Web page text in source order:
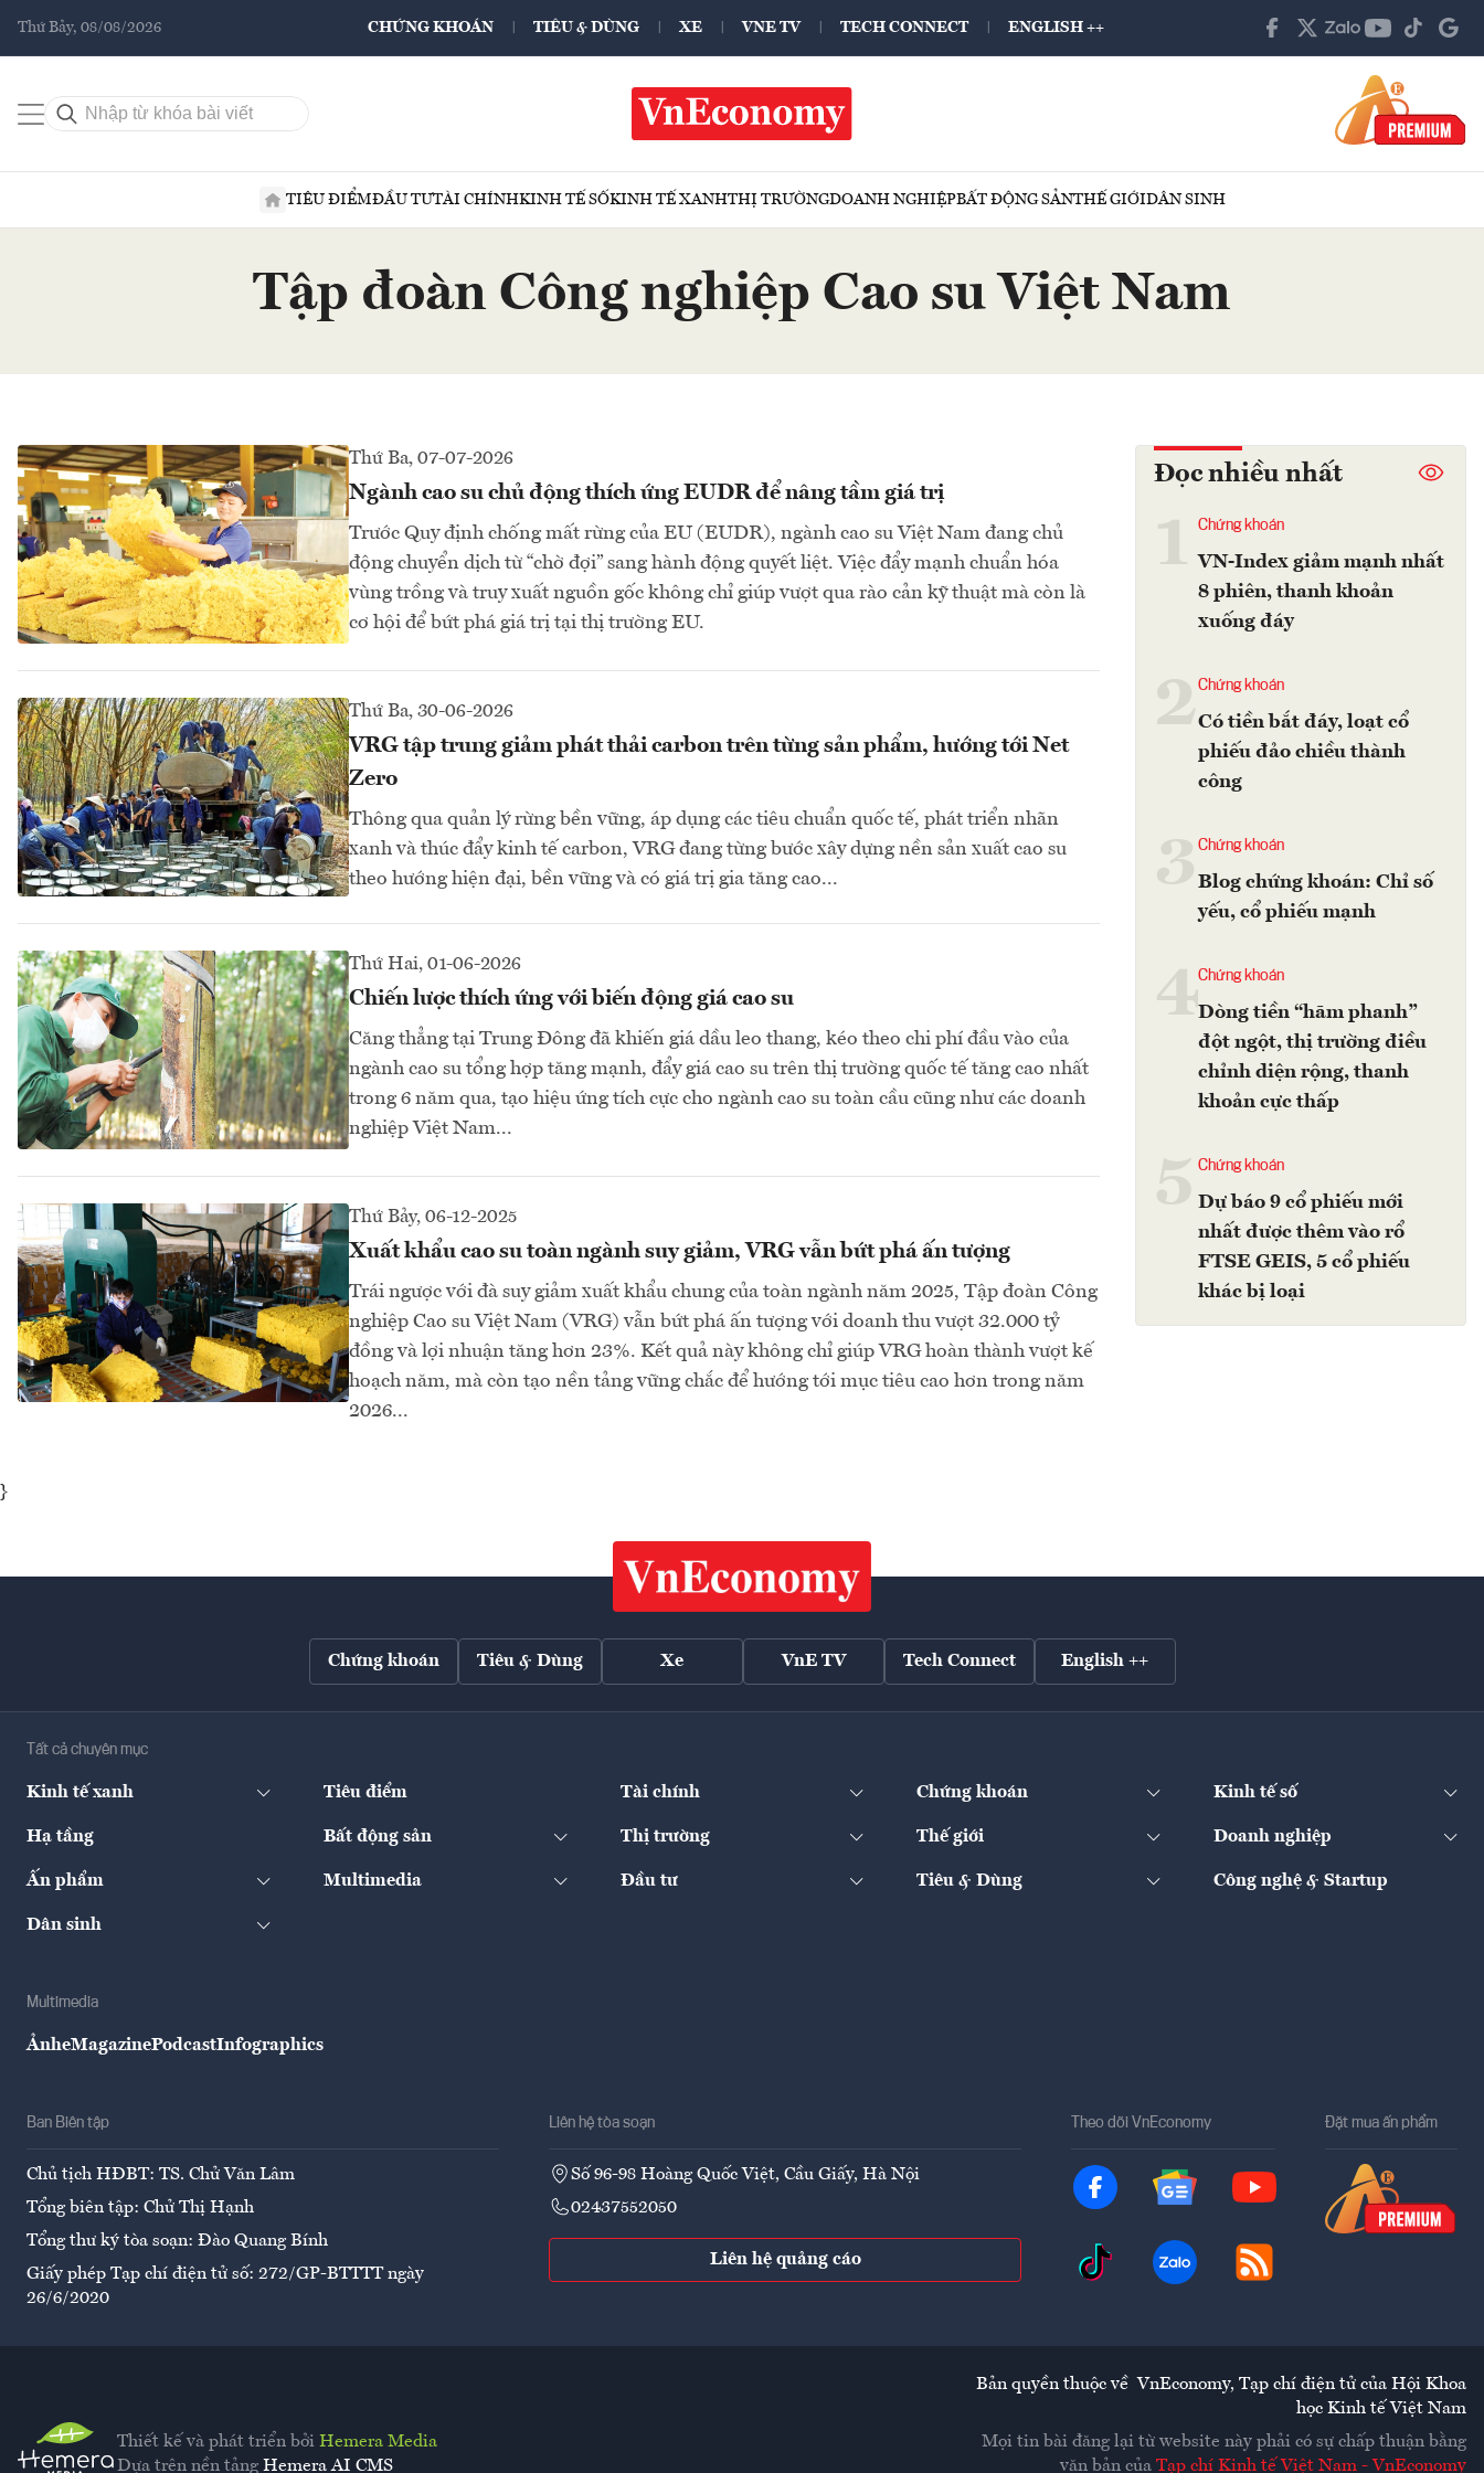
Thứ Bảy, 08/08/2026 CHỨNG KHOÁN TIÊU & DÙNG XE VNE TV TECH CONNECT ENGLISH ++
TIÊU ĐIỂMĐẦU TƯTÀI CHÍNHKINH TẾ SỐKINH TẾ XANHTHỊ TRƯỜNGDOANH NGHIỆPBẤT ĐỘNG SẢNTHẾ GIỚIDÂN SINH
Tập đoàn Công nghiệp Cao su Việt Nam
Thứ Ba, 07-07-2026
Ngành cao su chủ động thích ứng EUDR để nâng tầm giá trị
Trước Quy định chống mất rừng của EU (EUDR), ngành cao su Việt Nam đang chủ
động chuyển dịch từ “chờ đợi” sang hành động quyết liệt. Việc đẩy mạnh chuẩn hóa
vùng trồng và truy xuất nguồn gốc không chỉ giúp vượt qua rào cản kỹ thuật mà còn là
cơ hội để bứt phá giá trị tại thị trường EU.
Thứ Ba, 30-06-2026
VRG tập trung giảm phát thải carbon trên từng sản phẩm, hướng tới Net
Zero
Thông qua quản lý rừng bền vững, áp dụng các tiêu chuẩn quốc tế, phát triển nhãn
xanh và thúc đẩy kinh tế carbon, VRG đang từng bước xây dựng nền sản xuất cao su
theo hướng hiện đại, bền vững và có giá trị gia tăng cao...
Thứ Hai, 01-06-2026
Chiến lược thích ứng với biến động giá cao su
Căng thẳng tại Trung Đông đã khiến giá dầu leo thang, kéo theo chi phí đầu vào của
ngành cao su tổng hợp tăng mạnh, đẩy giá cao su trên thị trường quốc tế tăng cao nhất
trong 6 năm qua, tạo hiệu ứng tích cực cho ngành cao su toàn cầu cũng như các doanh
nghiệp Việt Nam...
Thứ Bảy, 06-12-2025
Xuất khẩu cao su toàn ngành suy giảm, VRG vẫn bứt phá ấn tượng
Trái ngược với đà suy giảm xuất khẩu chung của toàn ngành năm 2025, Tập đoàn Công
nghiệp Cao su Việt Nam (VRG) vẫn bứt phá ấn tượng với doanh thu vượt 32.000 tỷ
đồng và lợi nhuận tăng hơn 23%. Kết quả này không chỉ giúp VRG hoàn thành vượt kế
hoạch năm, mà còn tạo nền tảng vững chắc để hướng tới mục tiêu cao hơn trong năm
2026...
Đọc nhiều nhất
Chứng khoán
VN-Index giảm mạnh nhất
8 phiên, thanh khoản
xuống đáy
2Chứng khoán
Có tiền bắt đáy, loạt cổ
phiếu đảo chiều thành
công
Chứng khoán
Blog chứng khoán: Chỉ số
yếu, cổ phiếu mạnh
4Chứng khoán
Dòng tiền “hãm phanh”
đột ngột, thị trường điều
chỉnh diện rộng, thanh
khoản cực thấp
Chứng khoán
Dự báo 9 cổ phiếu mới
nhất được thêm vào rổ
FTSE GEIS, 5 cổ phiếu
khác bị loại
}
Chứng khoán Tiêu & Dùng Xe VnE TV Tech Connect English ++
Tất cả chuyên mục
Kinh tế xanh Tiêu điểm Tài chính Chứng khoán Kinh tế số
Hạ tầng Bất động sản Thị trường Thế giới Doanh nghiệp
Ấn phẩm Multimedia Đầu tư Tiêu & Dùng Công nghệ & Startup
Dân sinh
Multimedia
ẢnheMagazinePodcastInfographics
Ban Biên tập
Chủ tịch HĐBT: TS. Chử Văn Lâm
Tổng biên tập: Chử Thị Hạnh
Tổng thư ký tòa soạn: Đào Quang Bính
Giấy phép Tạp chí điện tử số: 272/GP-BTTTT ngày
26/6/2020
Liên hệ tòa soạn
Số 96-98 Hoàng Quốc Việt, Cầu Giấy, Hà Nội
02437552050
Liên hệ quảng cáo
Theo dõi VnEconomy Đặt mua ấn phẩm
Thiết kế và phát triển bởi Hemera Media
Dựa trên nền tảng Hemera AI CMS
Bản quyền thuộc về VnEconomy, Tạp chí điện tử của Hội Khoa
học Kinh tế Việt Nam
Mọi tin bài đăng lại từ website này phải có sự chấp thuận bằng
văn bản của Tạp chí Kinh tế Việt Nam - VnEconomy